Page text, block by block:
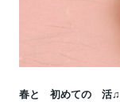
春と 初めての 活♫